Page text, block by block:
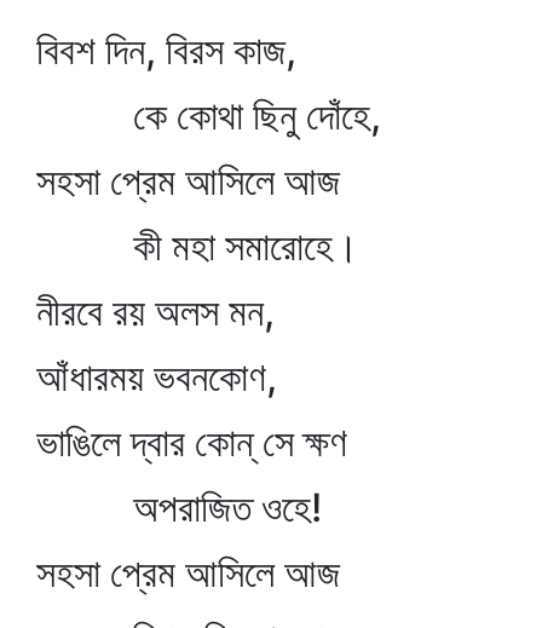
বিবশ দিন, বিরস কাজ,
কে কোথা ছিনু দোঁহে,
সহসা প্রেম আসিলে আজ
কী মহা সমারোহে।
নীরবে রয় অলস মন,
আঁধারময় ভবনকোণ,
ভাঙিলে দ্বার কোন্‌ সে ক্ষণ
অপরাজিত ওহে!
সহসা প্রেম আসিলে আজ